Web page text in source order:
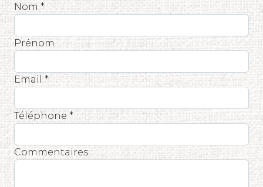
Nom *
Prénom
Email *
Téléphone *
Commentaires